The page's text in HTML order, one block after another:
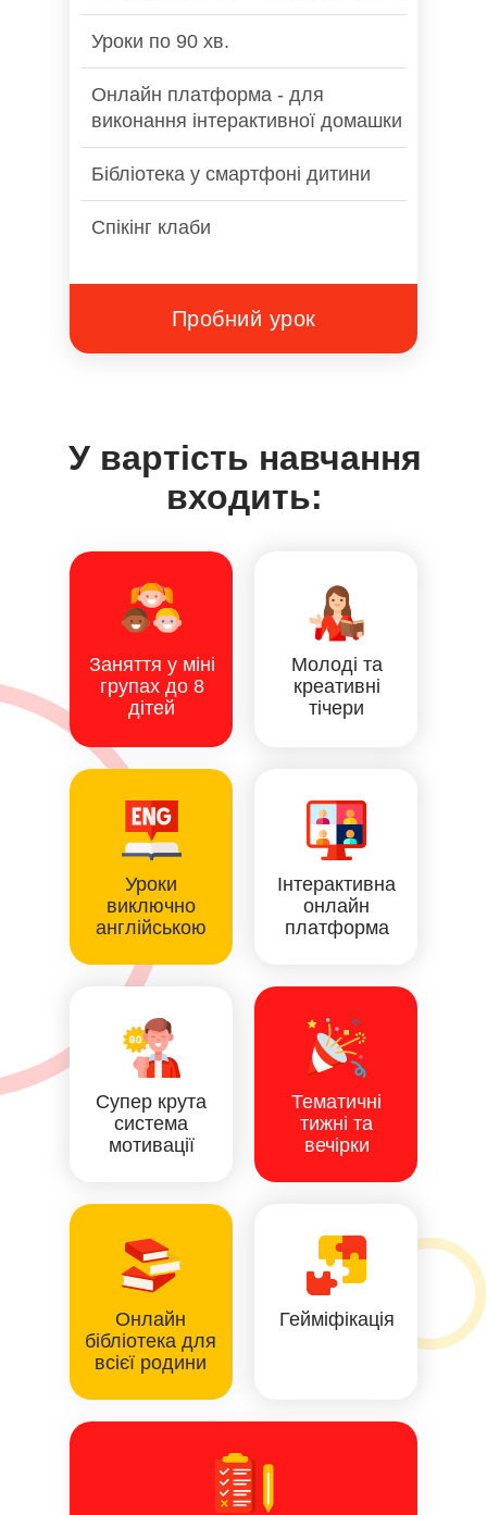
Пробний урок
Уроки по 90 хв.
Онлайн платформа - для
виконання інтерактивної домашки
Бібліотека у смартфоні дитини
Спікінг клаби
У вартість навчання
входить:
Заняття у міні
групах до 8
дітей
Уроки
виключно
англійською
Інтерактивна
онлайн
платформа
Тематичні
тижні та
вечірки
Молоді та
креативні
тічери
Супер крута
система
мотивації
Онлайн
бібліотека для
всієї родини
Гейміфікація